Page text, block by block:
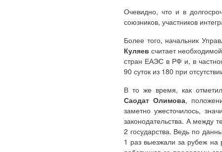
Очевидно, что и в
союзников, участников
Более того, начальник
Куляев считает
стран ЕАЭС в РФ и, в
90 суток из 180 при
В то же время, как
Саодат Олимова,
заметно ужесточилось,
законодательства. А между
2 государства. Ведь по
1 раз выезжали за рубеж на